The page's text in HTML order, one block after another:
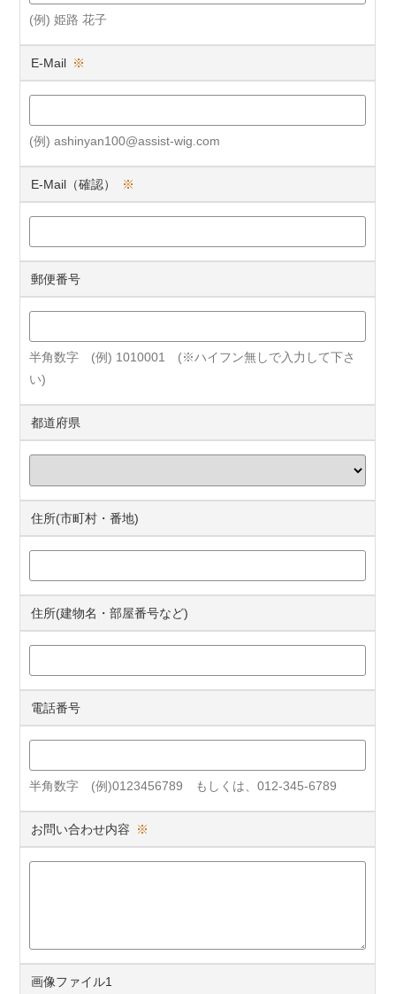
(例) 姫路 花子
E-Mail ※
(例) ashinyan100@assist-wig.com
E-Mail（確認） ※
郵便番号
半角数字 (例) 1010001 (※ハイフン無しで入力して下さ
い)
都道府県
住所(市町村・番地)
住所(建物名・部屋番号など)
電話番号
半角数字 (例)0123456789 もしくは、012-345-6789
お問い合わせ内容 ※
画像ファイル1